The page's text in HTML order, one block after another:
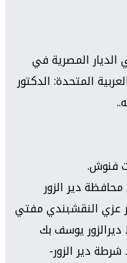
المصرية في
المتحدة: الدكتور
فنوش.
دير الزور
عزي النقشبندي مفتي
ديرالزور يوسف بك
دير الزور-